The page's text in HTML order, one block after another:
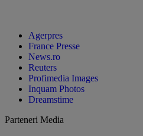
Agerpres
France Presse
News.ro
Reuters
Profimedia Images
Inquam Photos
Dreamstime
Parteneri Media